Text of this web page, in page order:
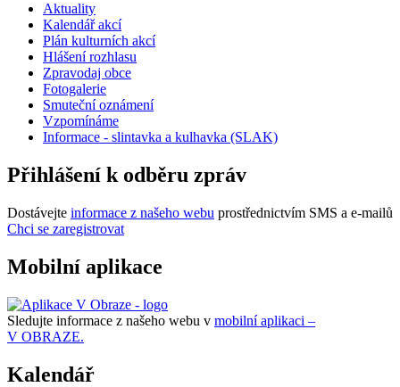
Aktuality
Kalendář akcí
Plán kulturních akcí
Hlášení rozhlasu
Zpravodaj obce
Fotogalerie
Smuteční oznámení
Vzpomínáme
Informace - slintavka a kulhavka (SLAK)
Přihlášení k odběru zpráv
Dostávejte informace z našeho webu prostřednictvím SMS a e-mailů
Chci se zaregistrovat
Mobilní aplikace
Sledujte informace z našeho webu v mobilní aplikaci –
V OBRAZE.
Kalendář